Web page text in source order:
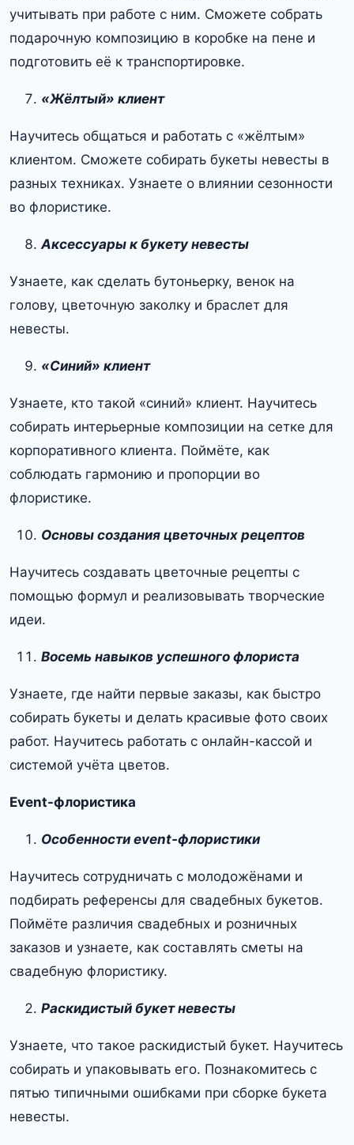
учитывать при работе с ним. Сможете собрать
подарочную композицию в коробке на пене и
подготовить её к транспортировке.
«Жёлтый» клиент
Научитесь общаться и работать с «жёлтым»
клиентом. Сможете собирать букеты невесты в
разных техниках. Узнаете о влиянии сезонности
во флористике.
Аксессуары к букету невесты
Узнаете, как сделать бутоньерку, венок на
голову, цветочную заколку и браслет для
невесты.
«Синий» клиент
Узнаете, кто такой «синий» клиент. Научитесь
собирать интерьерные композиции на сетке для
корпоративного клиента. Поймёте, как
соблюдать гармонию и пропорции во
флористике.
Основы создания цветочных рецептов
Научитесь создавать цветочные рецепты с
помощью формул и реализовывать творческие
идеи.
Восемь навыков успешного флориста
Узнаете, где найти первые заказы, как быстро
собирать букеты и делать красивые фото своих
работ. Научитесь работать с онлайн-кассой и
системой учёта цветов.
Event-флористика
Особенности event-флористики
Научитесь сотрудничать с молодожёнами и
подбирать референсы для свадебных букетов.
Поймёте различия свадебных и розничных
заказов и узнаете, как составлять сметы на
свадебную флористику.
Раскидистый букет невесты
Узнаете, что такое раскидистый букет. Научитесь
собирать и упаковывать его. Познакомитесь с
пятью типичными ошибками при сборке букета
невесты.